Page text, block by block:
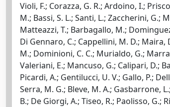
Violi, F.; Corazza, G. R.; Ardoino, I.;
M.; Bassi, S. L.; Santi, L.; Zaccherini, G.;
Matteazzi, T.; Barbagallo, M.;
Di Gennaro, C.; Cappellini, M. D.; Maira,
M.; Dominioni, C. C.; Murialdo, G.;
Valeriani, E.; Mancuso, G.; Calipari, D.;
Picardi, A.; Gentilucci, U. V.; Gallo, P.;
Serra, M. G.; Bleve, M. A.; Gasbarrone,
B.; De Giorgi, A.; Tiseo, R.; Paolisso, G.;